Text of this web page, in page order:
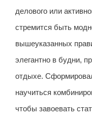
делового или
стремится быть
вышеуказанных
элегантно в будни,
отдыхе.
научиться
чтобы завоевать